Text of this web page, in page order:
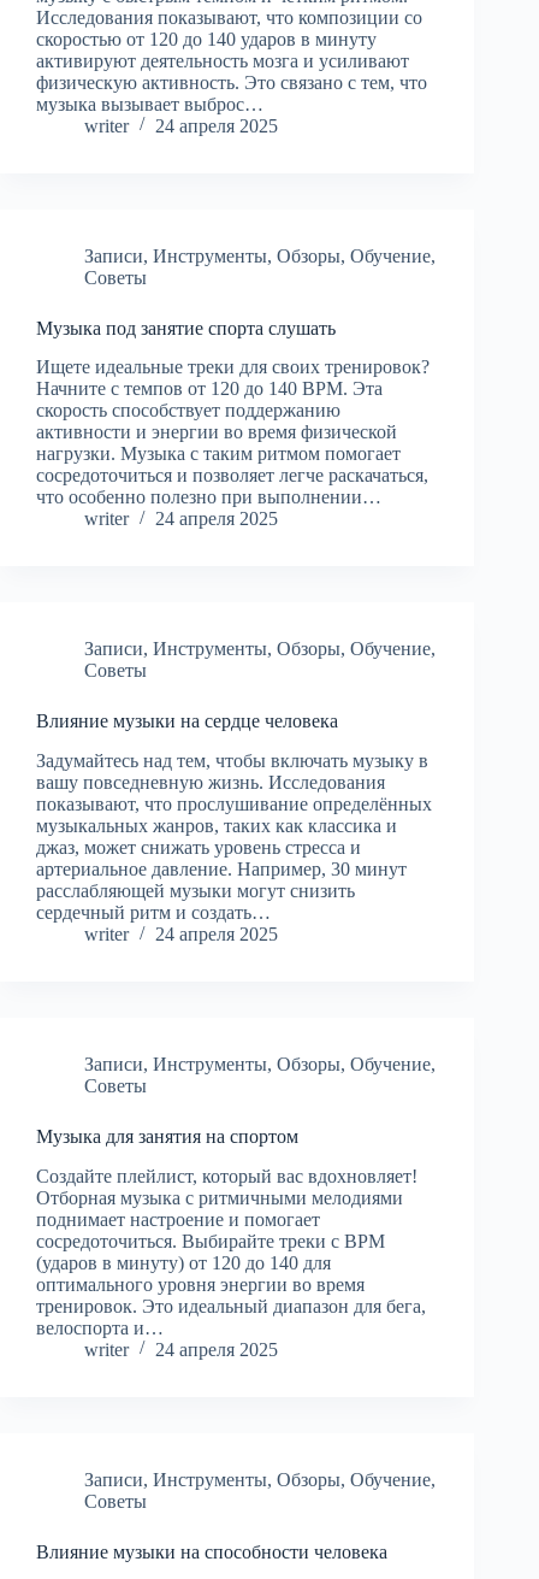
Исследования показывают, что композиции со
скоростью от 120 до 140 ударов в минуту
активируют деятельность мозга и усиливают
физическую активность. Это связано с тем, что
музыка вызывает выброс…
writer
24 апреля 2025
Записи, Инструменты, Обзоры, Обучение,
Советы
Музыка под занятие спорта слушать
Ищете идеальные треки для своих тренировок?
Начните с темпов от 120 до 140 BPM. Эта
скорость способствует поддержанию
активности и энергии во время физической
нагрузки. Музыка с таким ритмом помогает
сосредоточиться и позволяет легче раскачаться,
что особенно полезно при выполнении…
writer
24 апреля 2025
Записи, Инструменты, Обзоры, Обучение,
Советы
Влияние музыки на сердце человека
Задумайтесь над тем, чтобы включать музыку в
вашу повседневную жизнь. Исследования
показывают, что прослушивание определённых
музыкальных жанров, таких как классика и
джаз, может снижать уровень стресса и
артериальное давление. Например, 30 минут
расслабляющей музыки могут снизить
сердечный ритм и создать…
writer
24 апреля 2025
Записи, Инструменты, Обзоры, Обучение,
Советы
Музыка для занятия на спортом
Создайте плейлист, который вас вдохновляет!
Отборная музыка с ритмичными мелодиями
поднимает настроение и помогает
сосредоточиться. Выбирайте треки с BPM
(ударов в минуту) от 120 до 140 для
оптимального уровня энергии во время
тренировок. Это идеальный диапазон для бега,
велоспорта и…
writer
24 апреля 2025
Записи, Инструменты, Обзоры, Обучение,
Советы
Влияние музыки на способности человека